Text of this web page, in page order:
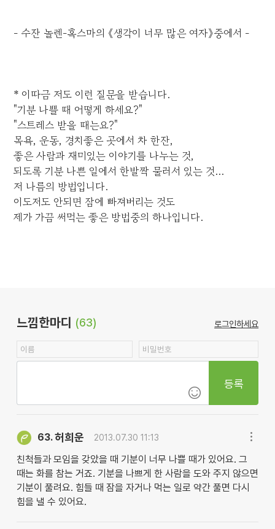
- 수잔 놀렌-혹스마의 《생각이 너무 많은 여자》중에서 -
* 이따금 저도 이런 질문을 받습니다.
"기분 나쁠 때 어떻게 하세요?"
"스트레스 받을 때는요?"
목욕, 운동, 경치좋은 곳에서 차 한잔,
좋은 사람과 재미있는 이야기를 나누는 것,
되도록 기분 나쁜 일에서 한발짝 물러서 있는 것...
저 나름의 방법입니다.
이도저도 안되면 잠에 빠져버리는 것도
제가 가끔 써먹는 좋은 방법중의 하나입니다.
느낌한마디 (63) 로그인하세요
등록
63.허희운 2013.07.30 11:13
친척들과 모임을 갖았을 때 기분이 너무 나쁠 때가 있어요. 그
때는 화를 참는 거죠. 기분을 나쁘게 한 사람을 도와 주지 않으면
기분이 풀려요. 힘들 때 잠을 자거나 먹는 일로 약간 풀면 다시
힘을 낼 수 있어요.